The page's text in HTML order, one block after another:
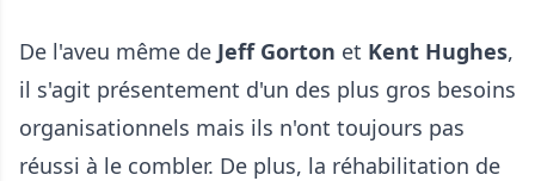
De l'aveu même de Jeff Gorton et Kent Hughes,
il s'agit présentement d'un des plus gros besoins
organisationnels mais ils n'ont toujours pas
réussi à le combler. De plus, la réhabilitation de